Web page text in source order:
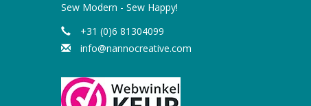
Sew Modern - Sew Happy!
+31 (0)6 81304099
info@nannocreative.com